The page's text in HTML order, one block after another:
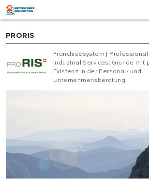
Skip
content
PRORIS
Franchisesystem |
Industrial Services: Gründe mit
Existenz in der Personal- und
Unternehmensberatung